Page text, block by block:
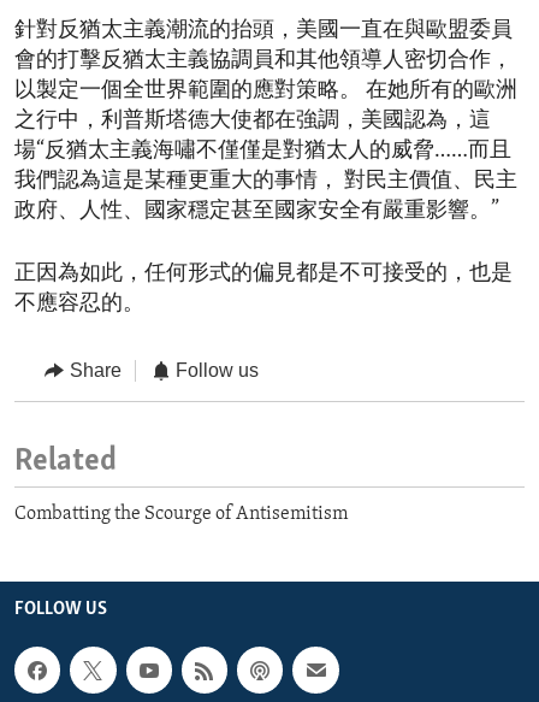
針對反猶太主義潮流的抬頭，美國一直在與歐盟委員
會的打擊反猶太主義協調員和其他領導人密切合作，
以製定一個全世界範圍的應對策略。 在她所有的歐洲
之行中，利普斯塔德大使都在強調，美國認為，這
場“反猶太主義海嘯不僅僅是對猶太人的威脅……而且
我們認為這是某種更重大的事情， 對民主價值、民主
政府、人性、國家穩定甚至國家安全有嚴重影響。”
正因為如此，任何形式的偏見都是不可接受的，也是
不應容忍的。
Share Follow us
Related
Combatting the Scourge of Antisemitism
FOLLOW US